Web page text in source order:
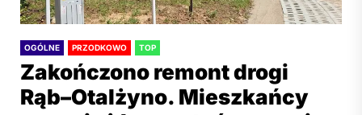
OGÓLNE PRZODKOWO TOP
Zakończono remont drogi
Rąb–Otalżyno. Mieszkańcy